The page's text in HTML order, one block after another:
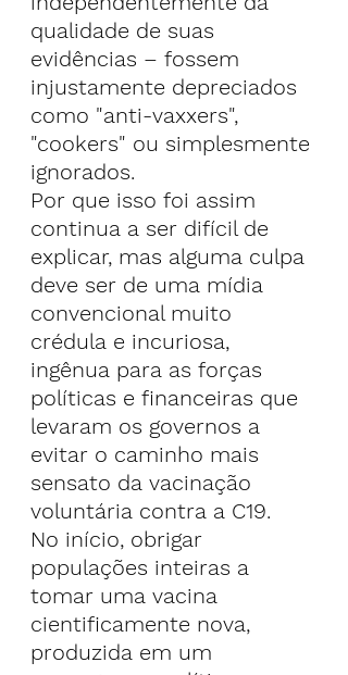
qualidade de suas
evidências – fossem
injustamente depreciados
como "anti-vaxxers",
"cookers" ou simplesmente
ignorados.
Por que isso foi assim
continua a ser difícil de
explicar, mas alguma culpa
deve ser de uma mídia
convencional muito
crédula e incuriosa,
ingênua para as forças
políticas e financeiras que
levaram os governos a
evitar o caminho mais
sensato da vacinação
voluntária contra a C19.
No início, obrigar
populações inteiras a
tomar uma vacina
cientificamente nova,
produzida em um